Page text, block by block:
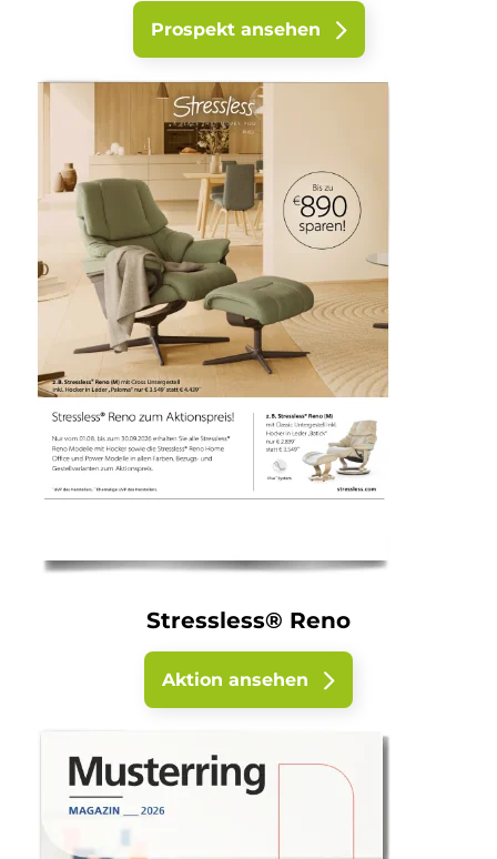
Prospekt ansehen
Stressless® Reno
Aktion ansehen